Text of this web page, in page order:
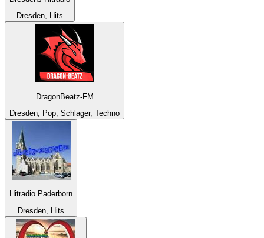
Dresden, Hits
DragonBeatz-FM
Dresden, Pop, Schlager, Techno
Hitradio Paderborn
Dresden, Hits